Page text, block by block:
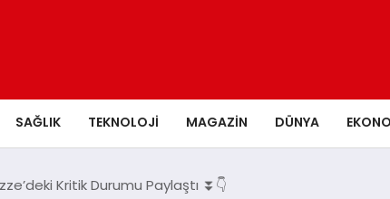
SAĞLIK TEKNOLOJI MAGAZIN DÜNYA
Kritik Durumu Paylaştı ⏬👇